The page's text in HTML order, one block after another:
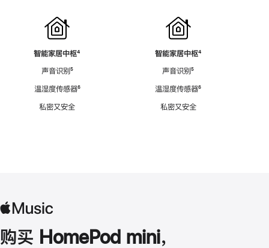
智能家居中枢脚
⁴
声音识别脚
⁵
温湿度传感器脚
⁶
私密又安全
智能家居中枢脚
⁴
声音识别脚
⁵
温湿度传感器脚
⁶
私密又安全
购买 HomePod mini，